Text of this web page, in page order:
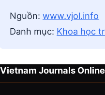
Nguồn: www.vjol.info
Danh mục: Khoa học
Vietnam Journals Online